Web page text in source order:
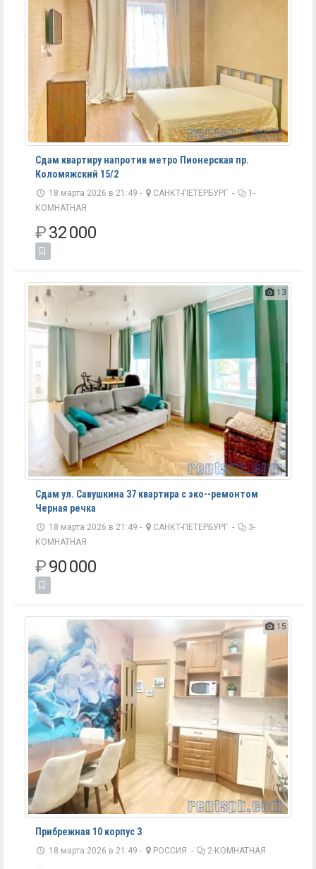
Сдам квартиру напротив метро Пионерская пр.
Коломяжский 15/2
18 марта 2026 в 21:49 - САНКТ-ПЕТЕРБУРГ -
1-
КОМНАТНАЯ
₽32 000
13
Сдам ул. Савушкина 37 квартира с эко--ремонтом
Черная речка
18 марта 2026 в 21:49 - САНКТ-ПЕТЕРБУРГ -
3-
КОМНАТНАЯ
₽90 000
15
Прибрежная 10 корпус 3
18 марта 2026 в 21:49 - РОССИЯ - 2-КОМНАТНАЯ